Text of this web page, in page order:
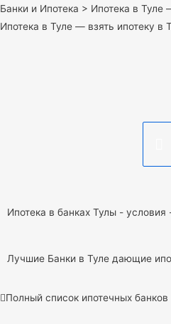
Банки и Ипотека > Ипотека в Туле
Ипотека в Туле — взять ипотеку в
Ипотека в банках Тулы - условия
Лучшие Банки в Туле дающие
Полный список ипотечных банков